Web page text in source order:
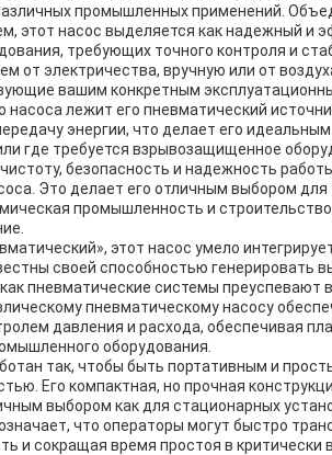
промышленных применений.
этот насос выделяется как надежный и
требующих точного контроля и
от электричества, вручную или от
вашим конкретным
насоса лежит его пневматический
энергии, что делает его идеальным
где требуется взрывозащищенное
безопасность и надежность
Это делает его отличным выбором для
промышленность и
этот насос умело
своей способностью генерировать
пневматические системы преуспевают
пневматическому насосу
давления и расхода, обеспечивая
оборудования.
так, чтобы быть портативным и
Его компактная, но прочная
выбором как для стационарных
что операторы могут быстро
и сокращая время простоя в критически